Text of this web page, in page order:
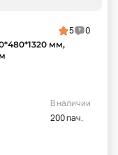
5 0
мм,
В наличии
200 пач.